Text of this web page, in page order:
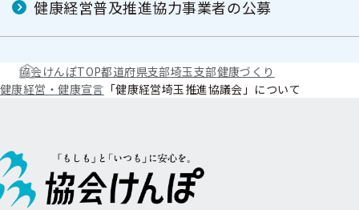
健康経営普及推進協力事業者の公募
協会けんぽTOP都道府県支部埼玉支部健康づくり
健康経営・健康宣言 「健康経営埼玉推進協議会」について